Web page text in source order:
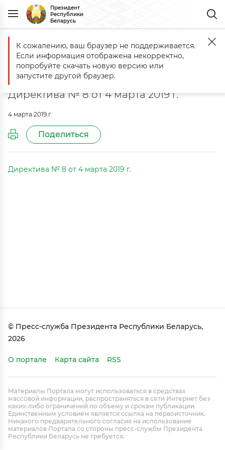
Президент
Республики
Беларусь
Главная Документы О приоритетных направлениях развития
О приоритетных направлениях
развития строительной отрасли
Директива № 8 от 4 марта 2019 г.
4 марта 2019 г.
Поделиться
Директива № 8 от 4 марта 2019 г.
© Пресс-служба Президента Республики Беларусь,
2026
О портале Карта сайта RSS
Материалы Портала могут использоваться в средствах
массовой информации, распространяться в сети Интернет без
каких-либо ограничений по объему и срокам публикации.
Единственным условием является ссылка на первоисточник.
Никакого предварительного согласия на использование
материалов Портала со стороны пресс-службы Президента
Республики Беларусь не требуется.
К сожалению, ваш браузер не поддерживается.
Если информация отображена некорректно,
попробуйте скачать новую версию или
запустите другой браузер.